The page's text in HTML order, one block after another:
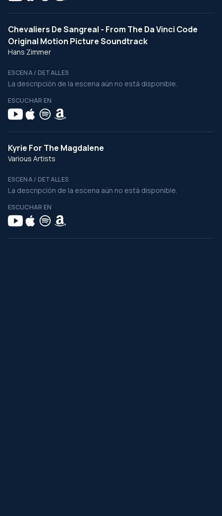
Chevaliers De Sangreal - From The Da Vinci Code
Original Motion Picture Soundtrack
Hans Zimmer
ESCENA / DETALLES
La descripción de la escena aún no está disponible.
ESCUCHAR EN
Kyrie For The Magdalene
Various Artists
ESCENA / DETALLES
La descripción de la escena aún no está disponible.
ESCUCHAR EN